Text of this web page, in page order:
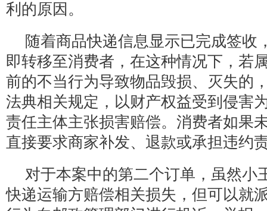
利的原因。
随着商品快递信息显示已完成签收
即转移至消费者，在这种情况下，若
前的不当行为导致物品毁损、灭失的
法典相关规定，以财产权益受到侵害
责任主体主张损害赔偿。消费者如果
直接要求商家补发、退款或承担违约
对于本案中的第二个订单，虽然小
快递运输方赔偿相关损失，但可以就